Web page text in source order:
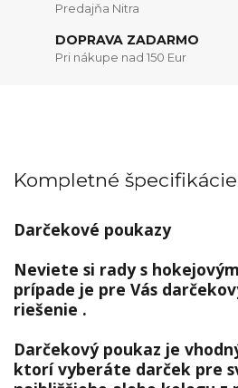
Predajňa Nitra
DOPRAVA ZADARMO
Pri nákupe nad 150 Eur
Kompletné špecifikácie
Darčekové poukazy
Neviete si rady s
prípade je pre Vás
riešenie .
Darčekový poukaz je
ktorí vyberáte darček pre